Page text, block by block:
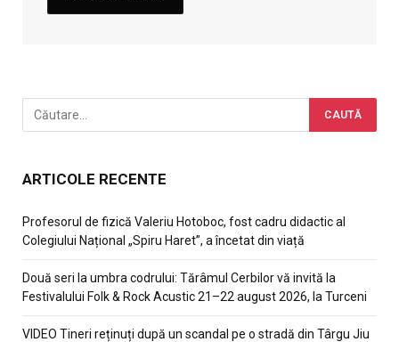
ARTICOLE RECENTE
Profesorul de fizică Valeriu Hotoboc, fost cadru didactic al
Colegiului Național „Spiru Haret”, a încetat din viață
Două seri la umbra codrului: Tărâmul Cerbilor vă invită la
Festivalului Folk & Rock Acustic 21–22 august 2026, la Turceni
VIDEO Tineri reținuți după un scandal pe o stradă din Târgu Jiu